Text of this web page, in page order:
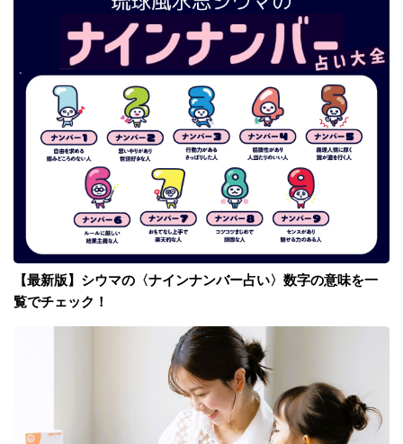
【最新版】シウマの〈ナインナンバー占い〉数字の意味を一
覧でチェック！